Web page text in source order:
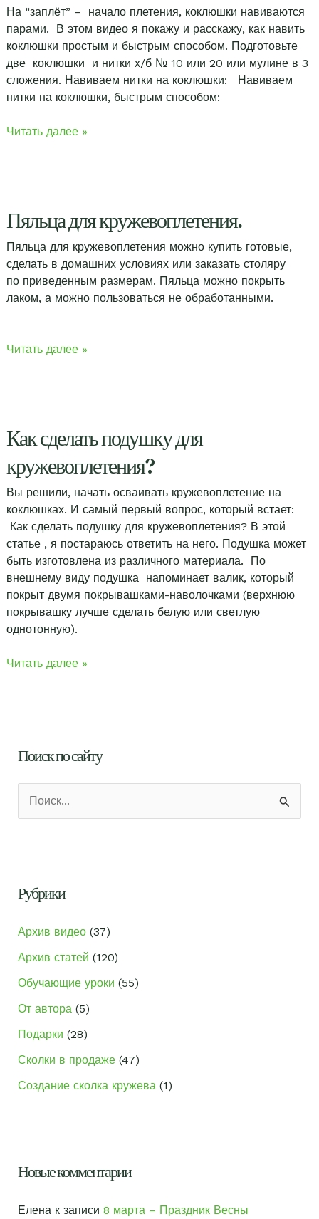
На “заплёт” – начало плетения, коклюшки навиваются
парами. В этом видео я покажу и расскажу, как навить
коклюшки простым и быстрым способом. Подготовьте
две коклюшки и нитки х/б № 10 или 20 или мулине в 3
сложения. Навиваем нитки на коклюшки: Навиваем
нитки на коклюшки, быстрым способом:
Наматывание
Читать далее »
Пяльца для кружевоплетения.
Пяльца для кружевоплетения можно купить готовые,
сделать в домашних условиях или заказать столяру
по приведенным размерам. Пяльца можно покрыть
лаком, а можно пользоваться не обработанными.
Пяльца
Читать далее »
Как сделать подушку для
кружевоплетения?
Вы решили, начать осваивать кружевоплетение на
коклюшках. И самый первый вопрос, который встает:
Как сделать подушку для кружевоплетения? В этой
статье , я постараюсь ответить на него. Подушка может
быть изготовлена из различного материала. По
внешнему виду подушка напоминает валик, который
покрыт двумя покрывашками-наволочками (верхнюю
покрывашку лучше сделать белую или светлую
однотонную).
Как
Читать далее »
Поиск по сайту
о
Рубрики
Архив видео(37)
Архив статей (120)
Обучающие уроки (55)
От автора (5)
Подарки (28)
Сколки в продаже(47)
Создание сколка кружева (1)
Новые комментарии
Елена к записи 8 марта – Праздник Весны